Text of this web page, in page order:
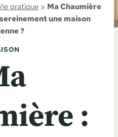
pratique» Ma Chaumière
une maison
?
: